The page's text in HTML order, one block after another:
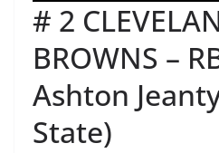
# 2
BROWNS –
Ashton
State)